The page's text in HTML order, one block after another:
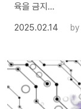
육을 금지…
2025.02.14
by